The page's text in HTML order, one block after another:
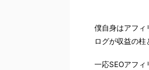
僕自身はアフィ
ログが収益の柱
一応SEOアフィ